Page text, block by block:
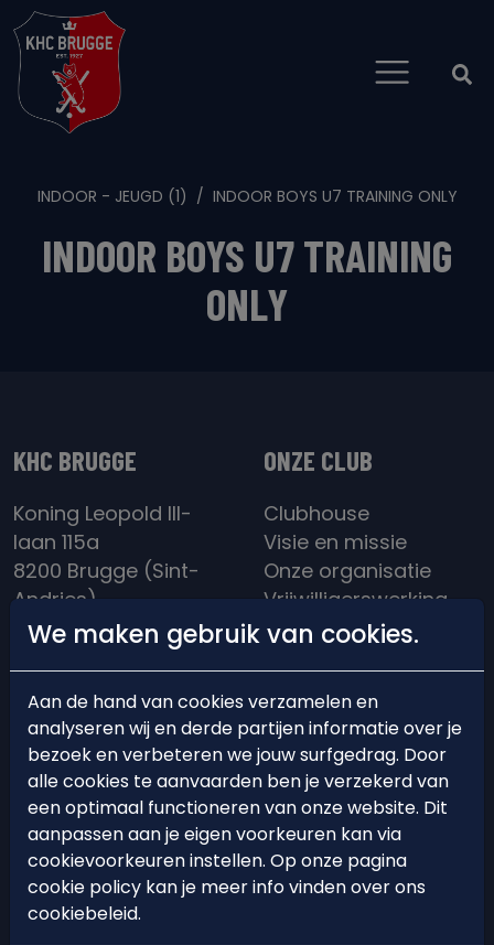
INDOOR - JEUGD (1) INDOOR BOYS U7 TRAINING ONLY
INDOOR BOYS U7 TRAINING
ONLY
KHC BRUGGE
Koning Leopold III-
laan 115a
8200 Brugge (Sint-
Andries)
info@hockeybrugge.be
Clubhuis: +32 50 39
ONZE CLUB
Clubhouse
Visie en missie
Onze organisatie
Vrijwilligerswerking
Clubreglement
BEARS'ACADEMY
Lid worden
Starten met hockey
EVENTS
Events
We maken gebruik van cookies.
Aan de hand van cookies verzamelen en
analyseren wij en derde partijen informatie over je
bezoek en verbeteren we jouw surfgedrag. Door
alle cookies te aanvaarden ben je verzekerd van
een optimaal functioneren van onze website. Dit
aanpassen aan je eigen voorkeuren kan via
cookievoorkeuren instellen. Op onze pagina
cookie policy kan je meer info vinden over ons
cookiebeleid.